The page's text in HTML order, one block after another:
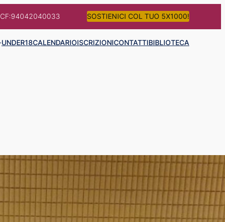
CF:94042040033 SOSTIENICI COL TUO 5X1000!
UNDER18CALENDARIOISCRIZIONICONTATTIBIBLIOTECA